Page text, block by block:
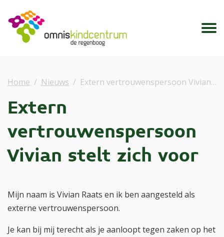
Home Nieuws Extern vertrouwenspersoon Vivian stelt zich voor
Extern
vertrouwenspersoon
Vivian stelt zich voor
Mijn naam is Vivian Raats en ik ben aangesteld als
externe vertrouwenspersoon.
Je kan bij mij terecht als je aanloopt tegen zaken op het